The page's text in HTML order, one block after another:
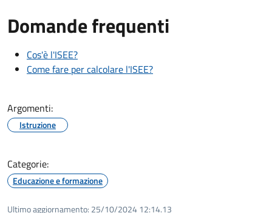
Domande frequenti
Cos'è l'ISEE?
Come fare per calcolare l'ISEE?
Argomenti:
Istruzione
Categorie:
Educazione e formazione
Ultimo aggiornamento: 25/10/2024 12:14.13